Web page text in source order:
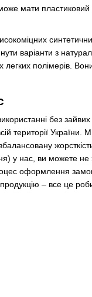
мати
варіанти з
полімерів.
без
України. Ми
у нас, ви можете не
оформлення
– все це